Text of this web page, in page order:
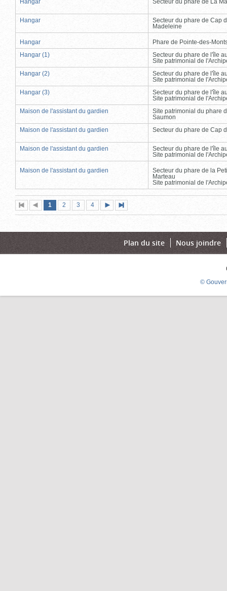
Hangar
Secteur du phare de Cap
Madeleine
Hangar
Phare de Pointe-des-
Hangar (1)
Secteur du phare de l'île
Site patrimonial de
Hangar (2)
Secteur du phare de l'île
Site patrimonial de
Hangar (3)
Secteur du phare de l'île
Site patrimonial de
Maison de l'assistant du gardien
Site patrimonial du phare
Saumon
Maison de l'assistant du gardien
Secteur du phare de Cap
Maison de l'assistant du gardien
Secteur du phare de l'île
Site patrimonial de
Maison de l'assistant du gardien
Secteur du phare de la
Marteau
Site patrimonial de
Première
page
Page
précédente
Page
1 (page
actuelle)
Page
2 Page
3 Page
4
suivante
page
Plan du site Nous joindre
©